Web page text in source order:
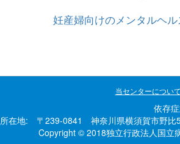
妊産婦向けのメンタルヘ
当センターについて
依存
所在地: 〒239-0841 神奈川県横須賀市野
Copyright © 2018独立行政法人国立